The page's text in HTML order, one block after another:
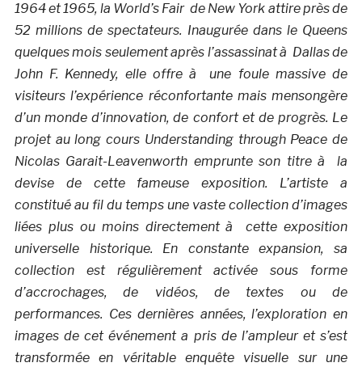
1964 et 1965, la World’s Fair de New York attire près de
52 millions de spectateurs. Inaugurée dans le Queens
quelques mois seulement après l’assassinat à Dallas de
John F. Kennedy, elle offre à une foule massive de
visiteurs l’expérience réconfortante mais mensongère
d’un monde d’innovation, de confort et de progrès. Le
projet au long cours Understanding through Peace de
Nicolas Garait-Leavenworth emprunte son titre à la
devise de cette fameuse exposition. L’artiste a
constitué au fil du temps une vaste collection d’images
liées plus ou moins directement à cette exposition
universelle historique. En constante expansion, sa
collection est régulièrement activée sous forme
d’accrochages, de vidéos, de textes ou de
performances. Ces dernières années, l’exploration en
images de cet événement a pris de l’ampleur et s’est
transformée en véritable enquête visuelle sur une